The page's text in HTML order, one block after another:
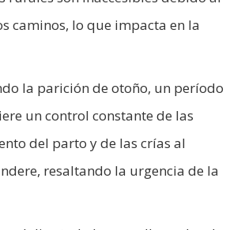
caminos, lo que impacta en la
la parición de otoño, un período
un control constante de las
del parto y de las crías al
resaltando la urgencia de la